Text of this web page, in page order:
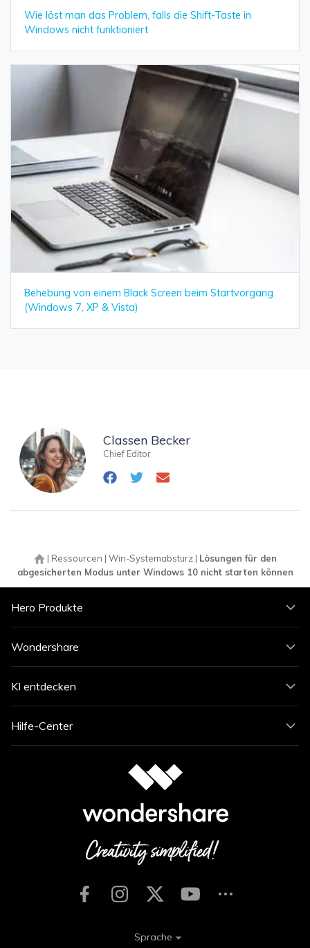
Wie löst man das Problem, falls die Shift-Taste in
Windows nicht funktioniert
Behebung von einem Black Screen beim Startvorgang
(Windows 7, XP & Vista)
Classen Becker
Chief Editor
| Ressourcen | Win-Systemabsturz| Lösungen für den
abgesicherten Modus unter Windows 10 nicht starten können
Hero Produkte
Wondershare
KI entdecken
Hilfe-Center
Sprache